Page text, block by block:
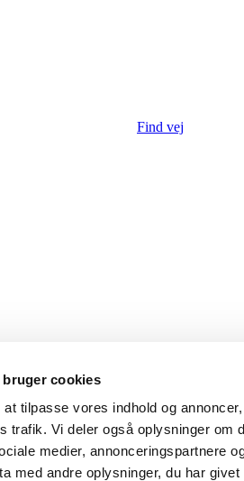
bruger cookies
tilpasse vores indhold og
trafik. Vi deler også oplysninger om
medier, annonceringspartnere
med andre oplysninger, du har
Find vej
både almindelig og med udtræksslange
koldt/varmt vand, både almindelig og
almindelig og med udtræksslange
varmt vand, både almindelig og med